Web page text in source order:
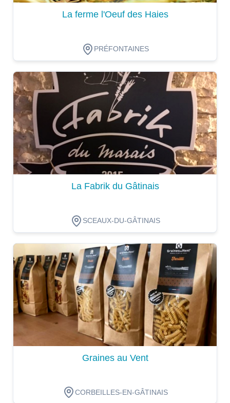
La ferme l'Oeuf des Haies
PRÉFONTAINES
Dégustation
La Fabrik du Gâtinais
SCEAUX-DU-GÂTINAIS
Dégustation
Graines au Vent
CORBEILLES-EN-GÂTINAIS